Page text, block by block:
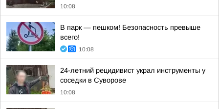
10:08
В парк — пешком! Безопасность превыше
всего!
10:08
24-летний рецидивист украл инструменты у
соседки в Суворове
10:08